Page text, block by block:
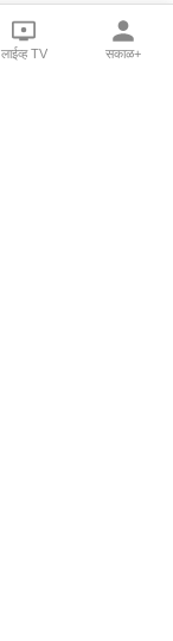
लाईव्ह TV सकाळ+